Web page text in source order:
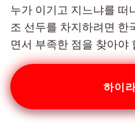
누가 이기고 지느냐를 떠
조 선두를 차지하려면 한
면서 부족한 점을 찾아야
하이